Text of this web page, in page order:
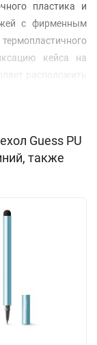
пластика и
с фирменным
кейса на
расположить
на столе или
(PU+PC)
Guess PU
также